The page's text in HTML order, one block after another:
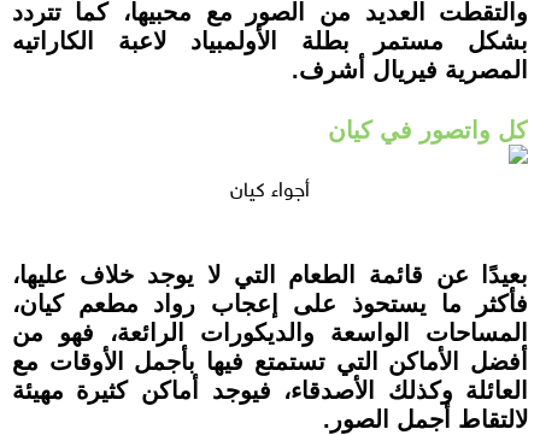
والتقطت العديد من الصور مع محبيها، كما تتردد
بشكل مستمر بطلة الأولمبياد لاعبة الكاراتيه
المصرية فيريال أشرف.
كل واتصور في كيان
أجواء كيان
بعيدًا عن قائمة الطعام التي لا يوجد خلاف عليها،
فأكثر ما يستحوذ على إعجاب رواد مطعم كيان،
المساحات الواسعة والديكورات الرائعة، فهو من
أفضل الأماكن التي تستمتع فيها بأجمل الأوقات مع
العائلة وكذلك الأصدقاء، فيوجد أماكن كثيرة مهيئة
لالتقاط أجمل الصور.